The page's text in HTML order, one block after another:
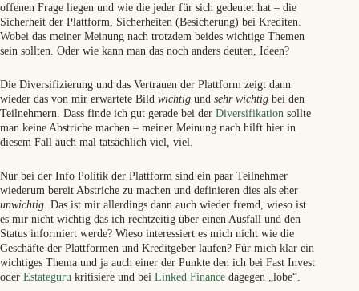
offenen Frage liegen und wie die jeder für sich gedeutet hat – die
Sicherheit der Plattform, Sicherheiten (Besicherung) bei Krediten.
Wobei das meiner Meinung nach trotzdem beides wichtige Themen
sein sollten. Oder wie kann man das noch anders deuten, Ideen?
Die Diversifizierung und das Vertrauen der Plattform zeigt dann
wieder das von mir erwartete Bild wichtig und sehr wichtig bei den
Teilnehmern. Dass finde ich gut gerade bei der Diversifikation sollte
man keine Abstriche machen – meiner Meinung nach hilft hier in
diesem Fall auch mal tatsächlich viel, viel.
Nur bei der Info Politik der Plattform sind ein paar Teilnehmer
wiederum bereit Abstriche zu machen und definieren dies als eher
unwichtig. Das ist mir allerdings dann auch wieder fremd, wieso ist
es mir nicht wichtig das ich rechtzeitig über einen Ausfall und den
Status informiert werde? Wieso interessiert es mich nicht wie die
Geschäfte der Plattformen und Kreditgeber laufen? Für mich klar ein
wichtiges Thema und ja auch einer der Punkte den ich bei Fast Invest
oder Estateguru kritisiere und bei Linked Finance dagegen „lobe“.